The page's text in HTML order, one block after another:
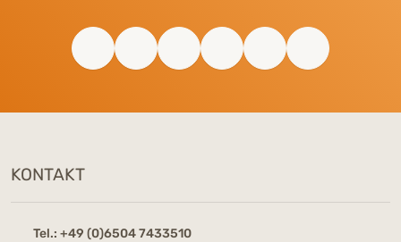
KONTAKT
Tel.: +49 (0)6504 7433510